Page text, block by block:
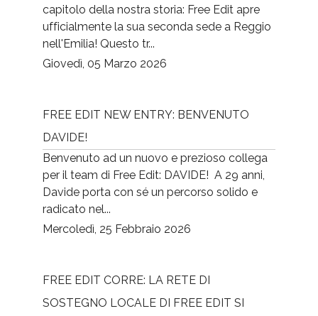
capitolo della nostra storia: Free Edit apre
ufficialmente la sua seconda sede a Reggio
nell'Emilia! Questo tr...
Giovedì, 05 Marzo 2026
FREE EDIT NEW ENTRY: BENVENUTO
DAVIDE!
Benvenuto ad un nuovo e prezioso collega
per il team di Free Edit: DAVIDE! A 29 anni,
Davide porta con sé un percorso solido e
radicato nel...
Mercoledì, 25 Febbraio 2026
FREE EDIT CORRE: LA RETE DI
SOSTEGNO LOCALE DI FREE EDIT SI